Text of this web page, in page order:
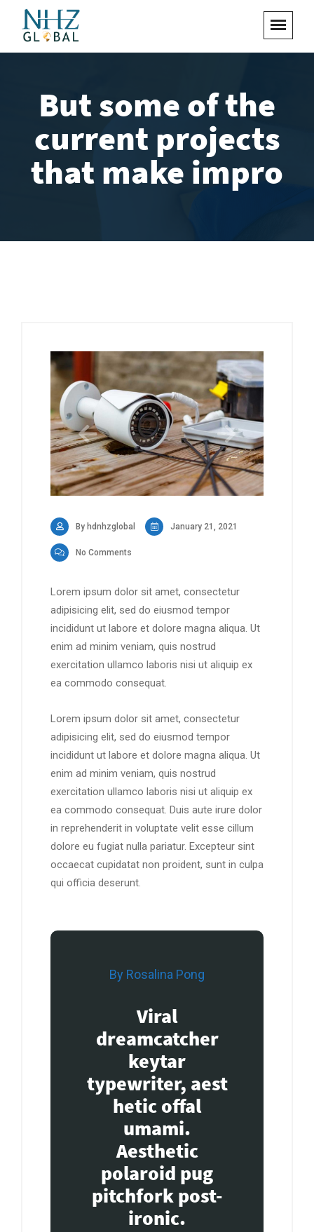
But some of the
current projects
that make impro
By hdnhzglobal January 21, 2021
No Comments
Lorem ipsum dolor sit amet, consectetur
adipisicing elit, sed do eiusmod tempor
incididunt ut labore et dolore magna aliqua. Ut
enim ad minim veniam, quis nostrud
exercitation ullamco laboris nisi ut aliquip ex
ea commodo consequat.
Lorem ipsum dolor sit amet, consectetur
adipisicing elit, sed do eiusmod tempor
incididunt ut labore et dolore magna aliqua. Ut
enim ad minim veniam, quis nostrud
exercitation ullamco laboris nisi ut aliquip ex
ea commodo consequat. Duis aute irure dolor
in reprehenderit in voluptate velit esse cillum
dolore eu fugiat nulla pariatur. Excepteur sint
occaecat cupidatat non proident, sunt in culpa
qui officia deserunt.
By Rosalina Pong
Viral
dreamcatcher
keytar
typewriter, aest
hetic offal
umami.
Aesthetic
polaroid pug
pitchfork post-
ironic.